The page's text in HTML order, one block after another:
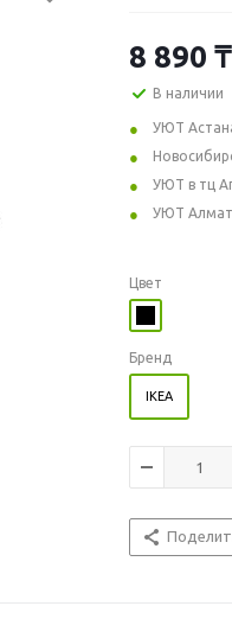
8 890 ₸
В наличии
УЮТ
УЮТ в тц
УЮТ
Цвет
Бренд
IKEA